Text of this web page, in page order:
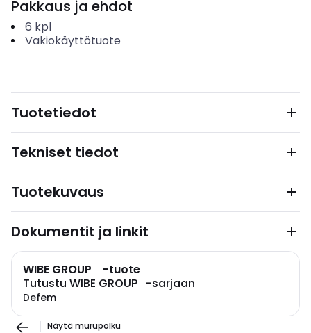
Pakkaus ja ehdot
6 kpl
Vakiokäyttötuote
Tuotetiedot
Tekniset tiedot
Tuotekuvaus
Dokumentit ja linkit
WIBE GROUP -tuote
Tutustu WIBE GROUP -sarjaan
Defem
Näytä murupolku